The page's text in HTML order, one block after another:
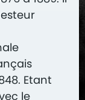
Etant
le